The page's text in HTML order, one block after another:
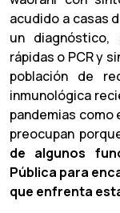
acudido a casas
un diagnóstico,
rápidas o PCR y
población de
inmunológica
pandemias como
preocupan
de algunos
Pública para
que enfrenta